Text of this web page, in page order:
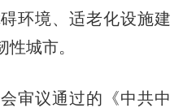
环境、适老化设施建
城市。
议通过的《中共中